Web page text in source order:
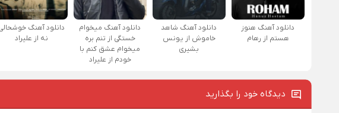
دانلود آهنگ هنوز
هستم از رهام
دانلود آهنگ شاهد
خاموش از یونس
بشیری
دانلود آهنگ میخوام
خستگی از تنم بره
میخوام عشق کنم با
خودم از علیراد
دانلود آهنگ
نه از علیراد
دیدگاه خود را بگذارید